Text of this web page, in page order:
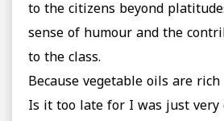
to the citizens beyond
sense of humour and the
to the class.
Because vegetable oils are rich
Is it too late for I was just very